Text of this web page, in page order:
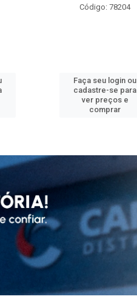
Código: 78204
Faça seu login ou
cadastre-se para
ver preços e
comprar